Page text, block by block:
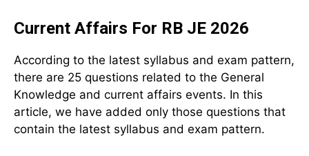
Current Affairs For RB JE 2026
According to the latest syllabus and exam pattern,
there are 25 questions related to the General
Knowledge and current affairs events. In this
article, we have added only those questions that
contain the latest syllabus and exam pattern.